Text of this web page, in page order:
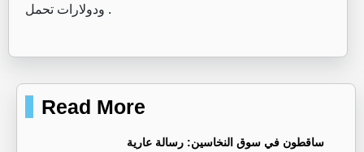
ودولارات تحمل .
Read More
ساقطون في سوق النخاسين: رسالة عارية